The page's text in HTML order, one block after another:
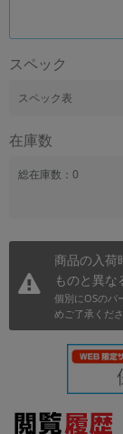
スペック
スペック表
在庫数
総在庫数：0
商品の入荷
ものと異な
個別にOSのバ
めご了承くださ
容量
モニタサイズ